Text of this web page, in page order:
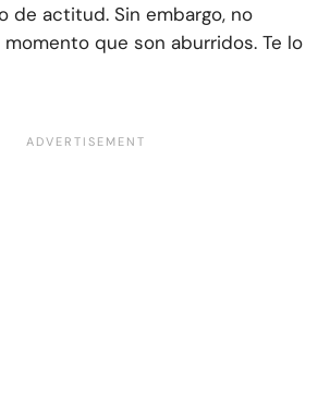
de actitud. Sin embargo, no
que son aburridos. Te lo